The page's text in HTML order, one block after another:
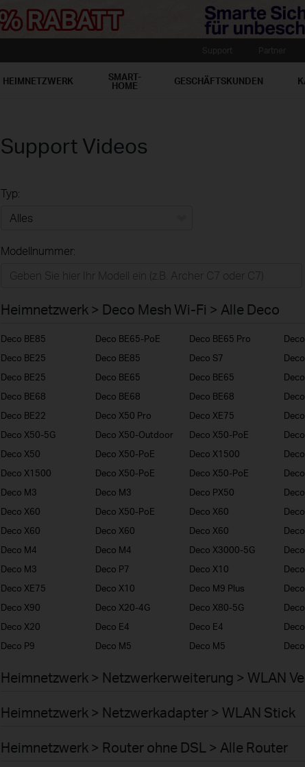
HEIMNETZWERK SMART-
HOME GESCHÄFTSKUNDEN
Support Videos
Typ:
Geschäftskunden
Modellnummer:
Heimnetzwerk > Deco Mesh Wi-Fi > Alle Deco
Deco BE85 Deco BE65-PoE Deco BE65 Pro
Deco BE25
Deco BE85 Deco S7
Deco BE25
Deco BE65 Deco BE65
Deco BE68
Deco BE68 Deco BE68
Deco BE22
Deco X50 Pro Deco XE75
Deco X50-5G
Deco X50-Outdoor Deco X50-PoE
Deco X50
Deco X50-PoE Deco X1500
Deco X1500
Deco X50-PoE Deco X50-PoE
Deco M3
Deco M3 Deco PX50
Deco X60
Deco X50-PoE Deco X60
Deco X60
Deco X60 Deco X60
Deco M4
Deco M4 Deco X3000-5G
Deco M3
Deco P7 Deco X10
Deco XE75
Deco X10 Deco M9 Plus
Deco X90
Deco X20-4G Deco X80-5G
Deco X20
Deco E4 Deco E4
Deco P9
Deco M5 Deco M5
Heimnetzwerk > Netzwerkerweiterung > WLAN
Heimnetzwerk > Netzwerkadapter > WLAN Stick
Heimnetzwerk > Router ohne DSL > Alle Router